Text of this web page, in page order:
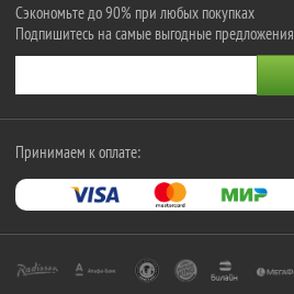
Сэкономьте до 90% при любых покупках
Подпишитесь на самые выгодные предложения
Принимаем к оплате: